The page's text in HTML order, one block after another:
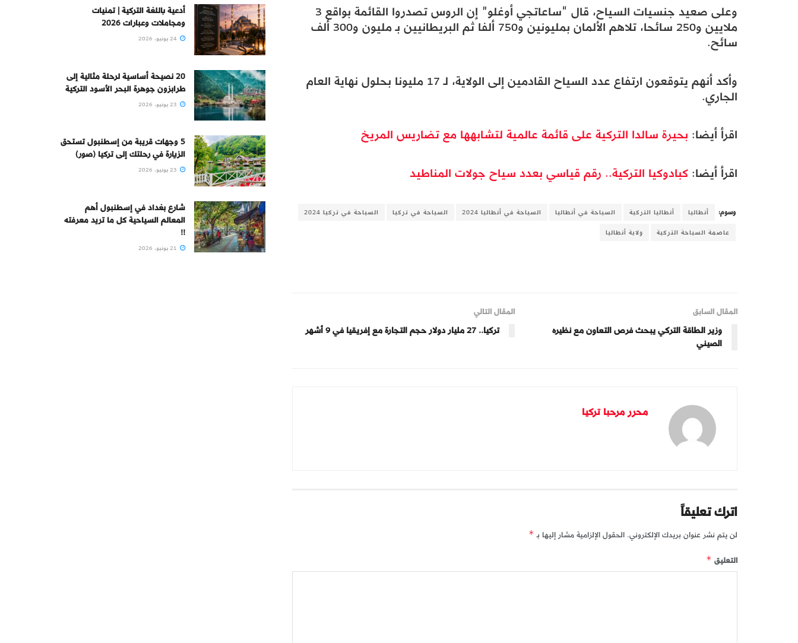
وعلى صعيد جنسيات السياح، قال “ساعاتجي أوغلو” إن الروس تصدروا القائمة بواقع 3
ملايين و250 سائحا، تلاهم الألمان بمليونين و750 ألفا ثم البريطانيين بـ مليون و300 ألف
سائح.
وأكد أنهم يتوقعون ارتفاع عدد السياح القادمين إلى الولاية، لـ 17 مليونا بحلول نهاية العام
الجاري.
اقرأ أيضا: بحيرة سالدا التركية على قائمة عالمية لتشابهها مع تضاريس المريخ
اقرأ أيضا:كبادوكيا التركية.. رقم قياسي بعدد سياح جولات المناطيد
وسوم: أنطاليا أنطاليا التركية السياحة في أنطاليا السياحة في أنطاليا 2024 السياحة في تركيا
السياحة في تركيا 2024
عاصمة السياحة التركية
ولاية أنطاليا
المقال السابق
وزير الطاقة التركي يبحث فرص التعاون مع نظيره
الصيني
المقال التالي
تركيا.. 27 مليار دولار حجم التجارة مع إفريقيا في 9 أشهر
محرر مرحبا تركيا
اترك تعليقاً
لن يتم نشر عنوان بريدك الإلكتروني. الحقول الإلزامية مشار إليها بـ *
التعليق *
أدعية باللغة التركية | تمنيات
ومجاملات وعبارات 2026
20 نصيحة أساسية لرحلة مثالية إلى
طرابزون جوهرة البحر الأسود التركية
5 وجهات قريبة من إسطنبول تستحق
الزيارة في رحلتك إلى تركيا (صور)
شارع بغداد في إسطنبول أهم
المعالم السياحية كل ما تريد معرفته
!!